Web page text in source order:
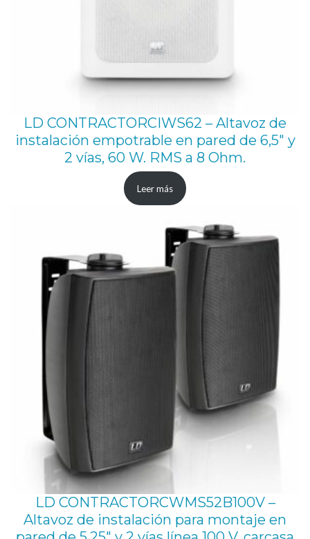
LD CONTRACTORCIWS62 – Altavoz de
instalación empotrable en pared de 6,5″ y
2 vías, 60 W. RMS a 8 Ohm.
Leer más
LD CONTRACTORCWMS52B100V –
Altavoz de instalación para montaje en